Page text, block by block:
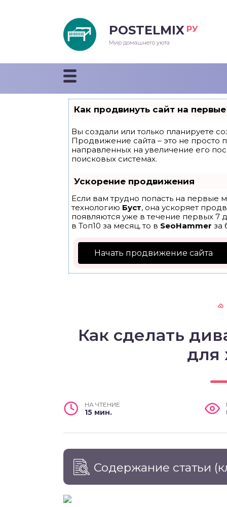
POSTELMIX РУ
Мир домашнего уюта
Как продвинуть сайт на
Вы создали или только планируете
Продвижение сайта – это не просто
направленных на увеличение его
поисковых системах.
Ускорение продвижения
Если вам трудно попасть на первые
технологию Буст, она ускоряет
появляются уже в течение первых 7
в Топ10 за месяц, то в SeoHammer за
Начать продвижение сайта
Как сделать
для
НА ЧТЕНИЕ
15 мин.
Содержание статьи